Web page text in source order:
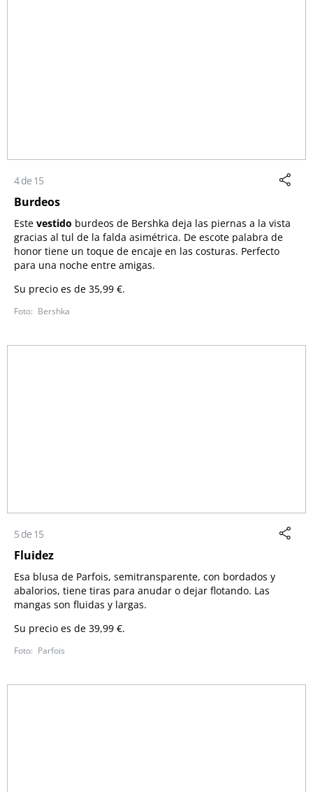
4 de 15
Burdeos
Este vestido burdeos de Bershka deja las piernas a la vista
gracias al tul de la falda asimétrica. De escote palabra de
honor tiene un toque de encaje en las costuras. Perfecto
para una noche entre amigas.
Su precio es de 35,99 €.
Bershka
5 de 15
Fluidez
Esa blusa de Parfois, semitransparente, con bordados y
abalorios, tiene tiras para anudar o dejar flotando. Las
mangas son fluidas y largas.
Su precio es de 39,99 €.
Parfois